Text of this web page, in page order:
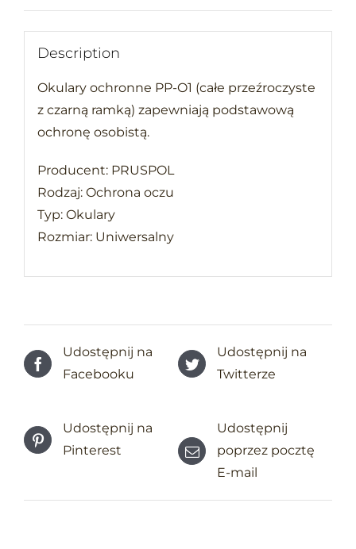
Description
Okulary ochronne PP-O1 (całe przeźroczyste
z czarną ramką) zapewniają podstawową
ochronę osobistą.
Producent: PRUSPOL
Rodzaj: Ochrona oczu
Typ: Okulary
Rozmiar: Uniwersalny
Udostępnij na
Facebooku
Udostępnij na
Twitterze
Udostępnij na
Pinterest
Udostępnij
poprzez pocztę
E-mail